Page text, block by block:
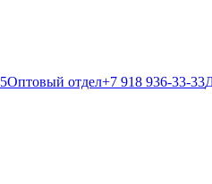
Оптовый отдел+7 918 936-33-33